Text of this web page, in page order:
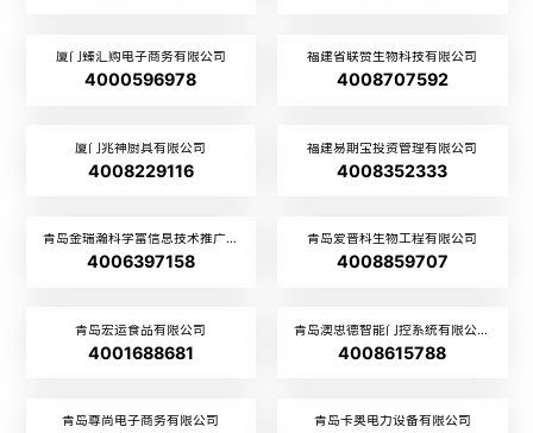
厦门臻汇购电子商务有限公司
4000596978
福建省联赞生物科技有限公司
4008707592
厦门兆神厨具有限公司
4008229116
福建易期宝投资管理有限公司
4008352333
青岛金瑞瀚科学富信息技术推广有限公司
4006397158
青岛爱普科生物工程有限公司
4008859707
青岛宏运食品有限公司
4001688681
青岛澳思德智能门控系统有限公司
4008615788
青岛尊尚电子商务有限公司 青岛卡奥电力设备有限公司